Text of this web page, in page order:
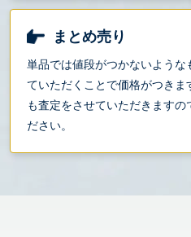
まとめ売り
単品では値段がつかないよう
ていただくことで価格がつき
も査定をさせていただきますの
ださい。